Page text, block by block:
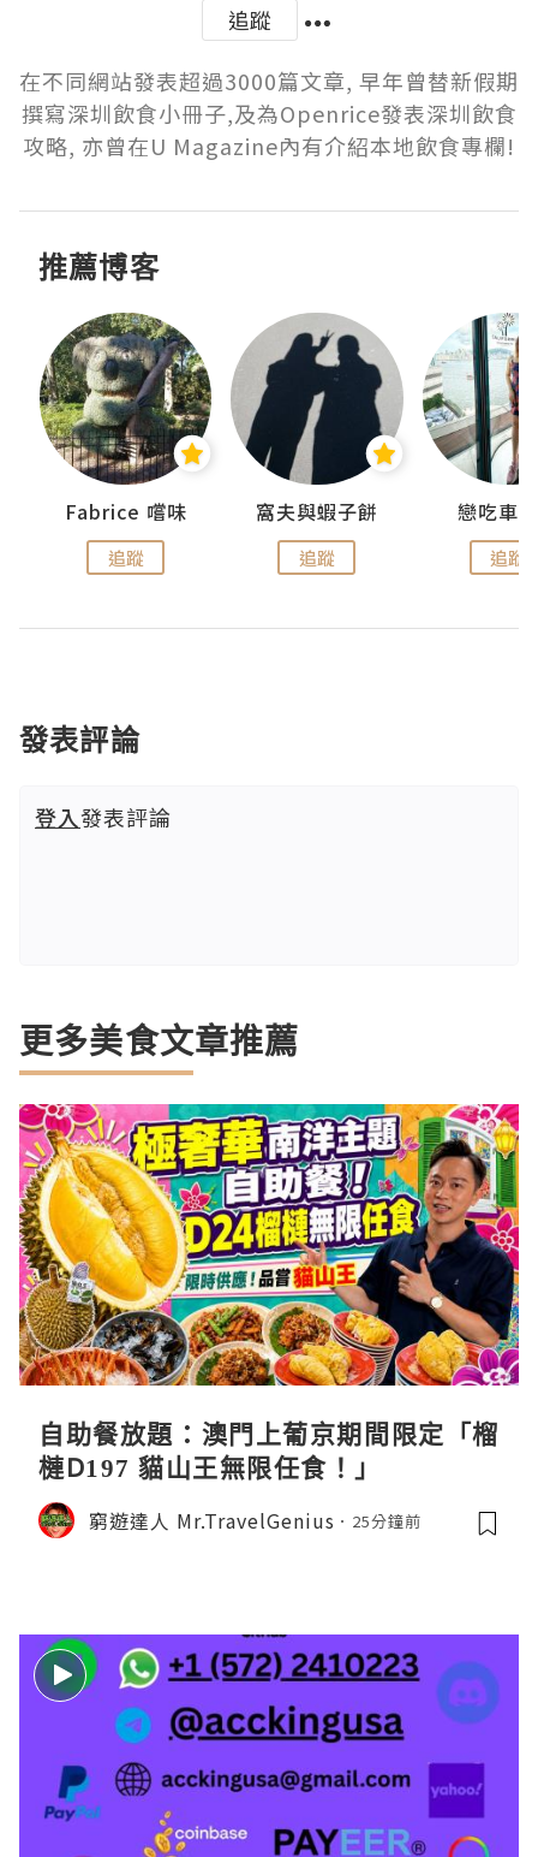
追蹤
在不同網站發表超過3000篇文章, 早年曾替新假期
撰寫深圳飲食小冊子,及為Openrice發表深圳飲食
攻略, 亦曾在U Magazine內有介紹本地飲食專欄!
推薦博客
Fabrice 嚐味
追蹤
窩夫與蝦子餅
追蹤
戀吃車
追蹤
發表評論
登入發表評論
更多美食文章推薦
自助餐放題：澳門上葡京期間限定「榴
槤D197 貓山王無限任食！」
窮遊達人 Mr.TravelGenius 25分鐘前